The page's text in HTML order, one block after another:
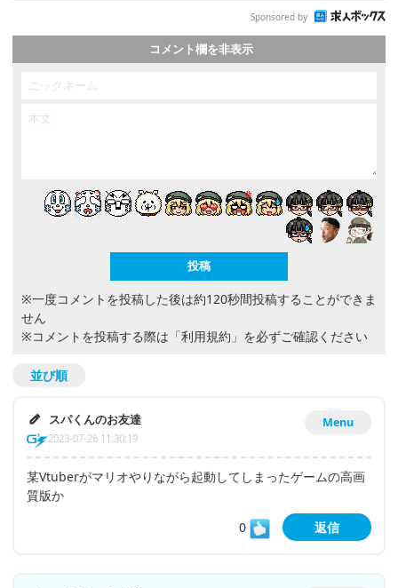
Sponsored by
コメント欄を非表示
※一度コメントを投稿した後は約120秒間投稿することができま
せん
※コメントを投稿する際は 「利用規約」 を必ずご確認ください
並び順
Menu
スパくんのお友達
2023-07-26 11:30:19
某Vtuberがマリオやりながら起動してしまったゲームの高画
質版か
0
返信